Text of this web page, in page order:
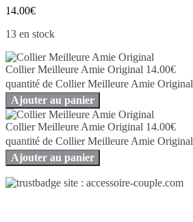
14.00€
13 en stock
Collier Meilleure Amie Original 14.00€
quantité de Collier Meilleure Amie Original
Ajouter au panier
Collier Meilleure Amie Original 14.00€
quantité de Collier Meilleure Amie Original
Ajouter au panier